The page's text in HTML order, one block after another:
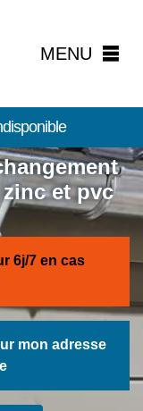
MENU
et pvc
6j/7 en cas
mon adresse